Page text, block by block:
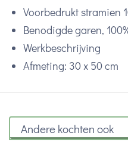
Voorbedrukt stramien
Benodigde garen,
Werkbeschrijving
Afmeting: 30 x 50 cm
Andere kochten ook